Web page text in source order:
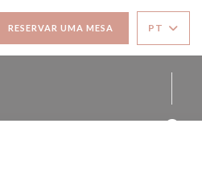
RESERVAR UMA MESA PT